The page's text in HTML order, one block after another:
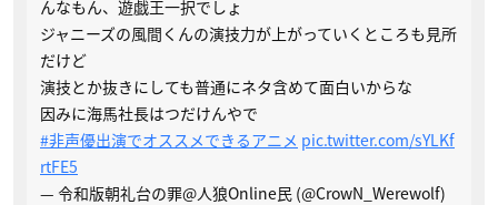
んなもん、遊戯王一択でしょ
ジャニーズの風間くんの演技力が上がっていくところも見所
だけど
演技とか抜きにしても普通にネタ含めて面白いからな
因みに海馬社長はつだけんやで
#非声優出演でオススメできるアニメ pic.twitter.com/sYLKf
rtFE5
— 令和版朝礼台の罪@人狼Online民 (@CrowN_Werewolf)